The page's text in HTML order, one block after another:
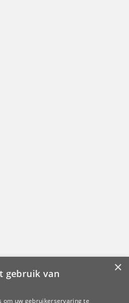
×
gebruik van
om uw gebruikerservaring te